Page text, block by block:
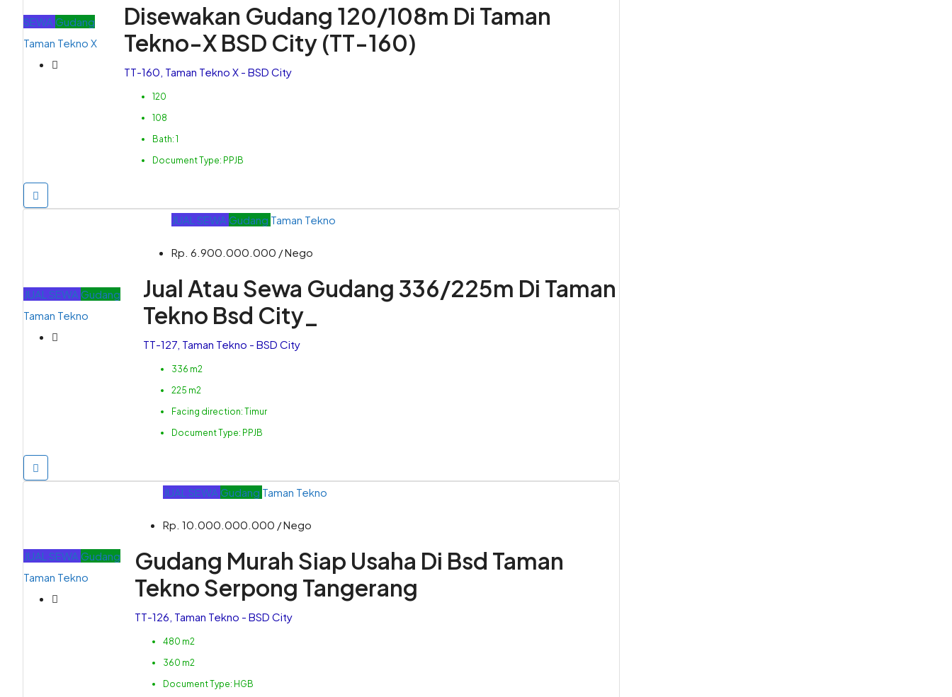
SEWA Gudang
Taman Tekno X
Disewakan Gudang 120/108m Di Taman
Tekno-X BSD City (TT-160)
TT-160, Taman Tekno X - BSD City
120
108
Bath: 1
Document Type: PPJB
JUAL SEWA Gudang
Taman Tekno
JUALSEWAGudang Taman Tekno
Rp. 6.900.000.000 / Nego
Jual Atau Sewa Gudang 336/225m Di Taman
Tekno Bsd City_
TT-127, Taman Tekno - BSD City
336 m2
225 m2
Facing direction:Timur
Document Type: PPJB
JUAL SEWA Gudang
Taman Tekno
JUAL SEWA Gudang Taman Tekno
Rp. 10.000.000.000 / Nego
Gudang Murah Siap Usaha Di Bsd Taman
Tekno Serpong Tangerang
TT-126, Taman Tekno - BSD City
480 m2
360 m2
Document Type: HGB